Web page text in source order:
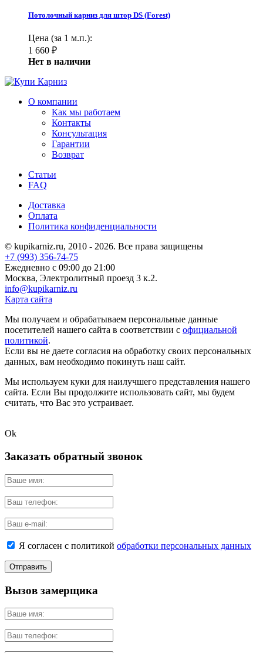
Потолочный карниз для штор DS (Forest)
Цена (за 1 м.п.):
1 660 ₽
Нет в наличии
О компании
Как мы работаем
Контакты
Консультация
Гарантии
Возврат
Статьи
FAQ
Доставка
Оплата
Политика конфиденциальности
© kupikarniz.ru, 2010 - 2026. Все права защищены
+7 (993) 356-74-75
Eжедневно с 09:00 до 21:00
Москва, Электролитный проезд 3 к.2.
info@kupikarniz.ru
Карта сайта
Мы получаем и обрабатываем персональные данные
посетителей нашего сайта в соответствии с официальной
политикой.
Если вы не даете согласия на обработку своих персональных
данных, вам необходимо покинуть наш сайт.
Мы используем куки для наилучшего представления нашего
сайта. Если Вы продолжите использовать сайт, мы будем
считать, что Вас это устраивает.
Ok
Заказать обратный звонок
Я согласен с политикой обработки персональных данных
Вызов замерщика